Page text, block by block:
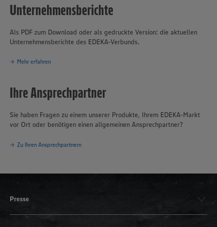
Unternehmensberichte
Als PDF zum Download oder als gedruckte Version: die aktuellen
Unternehmensberichte des EDEKA-Verbunds.
Mehr erfahren
Ihre Ansprechpartner
Sie haben Fragen zu einem unserer Produkte, Ihrem EDEKA-Markt
vor Ort oder benötigen einen allgemeinen Ansprechpartner?
Zu Ihren Ansprechpartnern
Presse